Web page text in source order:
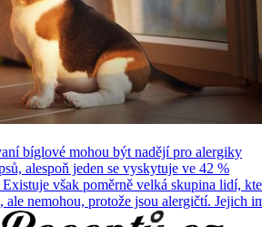
bíglové mohou být nadějí pro alergiky
alespoň jeden se vyskytuje ve 42 %
však poměrně velká skupina lidí,
ale nemohou, protože jsou alergičtí. Jejich